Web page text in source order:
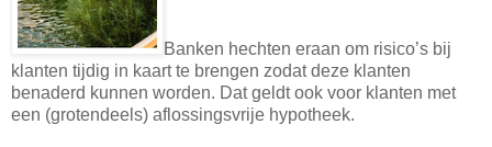
Banken hechten eraan om risico’s bij
klanten tijdig in kaart te brengen zodat deze klanten
benaderd kunnen worden. Dat geldt ook voor klanten met
een (grotendeels) aflossingsvrije hypotheek.